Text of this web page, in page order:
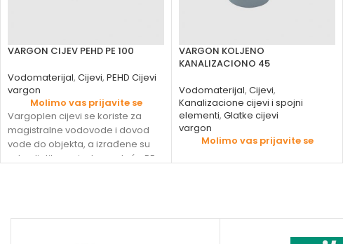
VARGON CIJEV PEHD PE 100
Vodomaterijal, Cijevi, PEHD Cijevi
vargon
Molimo vas prijavite se
Vargoplen cijevi se koriste za
magistralne vodovode i dovod
vode do objekta, a izrađene su
od polietilena visoke gustoće PE-
VARGON KOLJENO
KANALIZACIONO 45
Vodomaterijal, Cijevi,
Kanalizacione cijevi i spojni
elementi, Glatke cijevi
vargon
Molimo vas prijavite se